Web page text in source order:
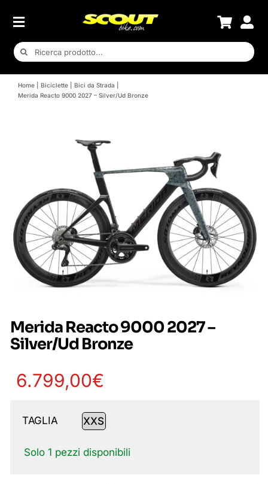
contenuto
Cerca
Home Biciclette
Bici da Strada
Merida Reacto 9000 2027 – Silver/Ud Bronze
Merida Reacto 9000 2027 –
Silver/Ud Bronze
6.799,00€
TAGLIA XXS
Solo 1 pezzi disponibili